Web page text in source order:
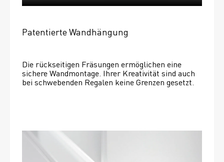
Patentierte Wandhängung
Die rückseitigen Fräsungen ermöglichen eine
sichere Wandmontage. Ihrer Kreativität sind auch
bei schwebenden Regalen keine Grenzen gesetzt.